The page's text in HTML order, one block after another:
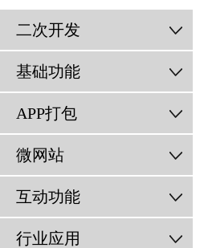
二次开发
基础功能
APP打包
微网站
互动功能
行业应用